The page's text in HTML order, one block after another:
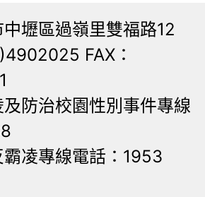
壢區過嶺里雙福路12
FAX：
防治校園性別事件專線
凌專線電話：1953